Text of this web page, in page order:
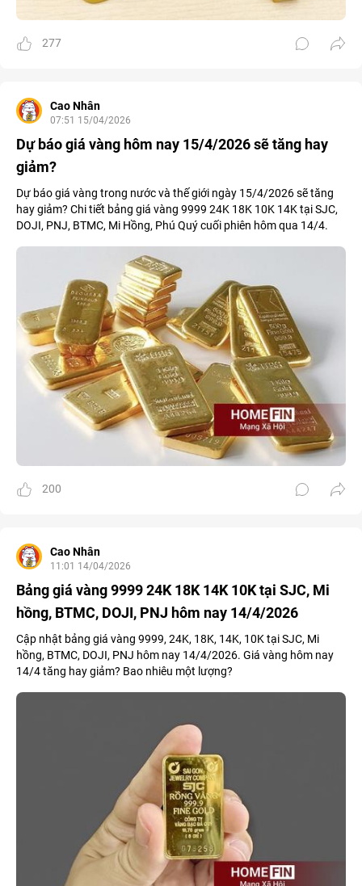
277
Cao Nhân
07:51 15/04/2026
Dự báo giá vàng hôm nay 15/4/2026 sẽ tăng hay
giảm?
Dự báo giá vàng trong nước và thế giới ngày 15/4/2026 sẽ tăng
hay giảm? Chi tiết bảng giá vàng 9999 24K 18K 10K 14K tại SJC,
DOJI, PNJ, BTMC, Mi Hồng, Phú Quý cuối phiên hôm qua 14/4.
200
Cao Nhân
11:01 14/04/2026
Bảng giá vàng 9999 24K 18K 14K 10K tại SJC, Mi
hồng, BTMC, DOJI, PNJ hôm nay 14/4/2026
Cập nhật bảng giá vàng 9999, 24K, 18K, 14K, 10K tại SJC, Mi
hồng, BTMC, DOJI, PNJ hôm nay 14/4/2026. Giá vàng hôm nay
14/4 tăng hay giảm? Bao nhiêu một lượng?